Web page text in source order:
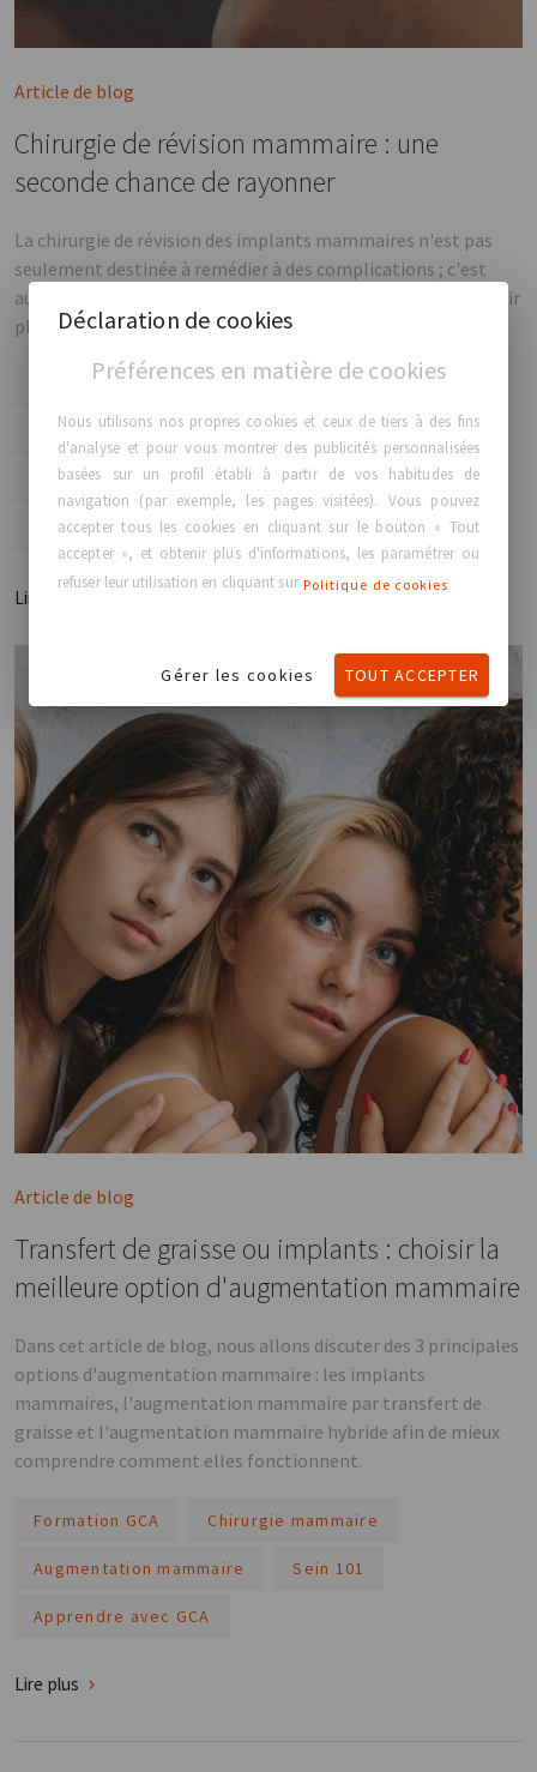
Article de blog
Chirurgie de révision mammaire : une
seconde chance de rayonner
La chirurgie de révision des implants mammaires n'est pas
seulement destinée à remédier à des complications ; c'est
aussi l'occasion de rafraîchir votre apparence et de vous sentir
plus sûre de vous.
implant mammaire
chirurgie de révision des implants mammaires
gca comfort plus gca the round collection
the matrix perle
Lire plus
Article de blog
Transfert de graisse ou implants : choisir la
meilleure option d'augmentation mammaire
Dans cet article de blog, nous allons discuter des 3 principales
options d'augmentation mammaire : les implants
mammaires, l'augmentation mammaire par transfert de
graisse et l'augmentation mammaire hybride afin de mieux
comprendre comment elles fonctionnent.
Formation GCA Chirurgie mammaire
Augmentation mammaire Sein 101
Apprendre avec GCA
Lire plus
Déclaration de cookies
Préférences en matière de cookies
Nous utilisons nos propres cookies et ceux de tiers à des fins
d'analyse et pour vous montrer des publicités personnalisées
basées sur un profil établi à partir de vos habitudes de
navigation (par exemple, les pages visitées). Vous pouvez
accepter tous les cookies en cliquant sur le bouton « Tout
accepter », et obtenir plus d'informations, les paramétrer ou
refuser leur utilisation en cliquant sur Politique de cookies
Gérer les cookies TOUT ACCEPTER